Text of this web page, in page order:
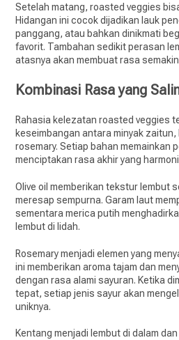
Setelah matang, roasted veggies
Hidangan ini cocok dijadikan lauk
panggang, atau bahkan dinikmati
favorit. Tambahan sedikit perasan
atasnya akan membuat rasa semakin
Kombinasi Rasa yang
Rahasia kelezatan roasted veggies
keseimbangan antara minyak
rosemary. Setiap bahan memainkan
menciptakan rasa akhir yang
Olive oil memberikan tekstur lembut
meresap sempurna. Garam laut
sementara merica putih
lembut di lidah.
Rosemary menjadi elemen yang
ini memberikan aroma tajam dan
dengan rasa alami sayuran. Ketika
tepat, setiap jenis sayur akan
uniknya.
Kentang menjadi lembut di dalam